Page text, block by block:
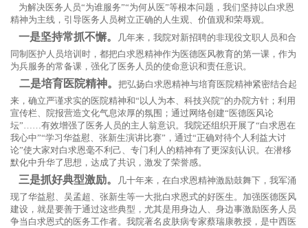
为解决医务人员“为谁服务”“为何从医”等根本问题，我们坚持以白求恩
精神为主线，引导医务人员树立正确的人生观、价值观和荣辱观。
一是坚持常抓不懈。
几年来，我院对新招聘的非现役文职人员和合
同制医护人员培训时，都把白求恩精神作为医德医风教育的第一课，作为
为兵服务的常备课，强化了医务人员的使命意识和责任意识。
二是培育医院精神。 把弘扬白求恩精神与培育医院精神紧密结合起
来，确立严谨求实的医院精神和“以人为本、科技兴院”的办院方针；利用
宣传栏、院报营造文化气息浓厚的氛围；通过网络创建“医德医风论
坛”……有效增强了医务人员的主人翁意识。我院还组织开展了“白求恩在
我心中”“学习华益慰、张新生演讲比赛”，通过“正确对待个人利益大讨
论”使大家对白求恩毫不利己、专门利人的精神有了更深刻认识。在潜移
默化中升华了思想，达成了共识，激发了荣誉感。
三是抓好典型激励。
几十年来，在白求恩精神激励鼓舞下，我军涌
现了华益慰、吴孟超、张新生等一大批白求恩式的好医生。加强医德医风
建设，就是要善于通过这些典型，尤其是用身边人、身边事激励医务人员
争当白求恩式的医务工作者。我院著名皮肤病专家蔡瑞康教授，是中西医